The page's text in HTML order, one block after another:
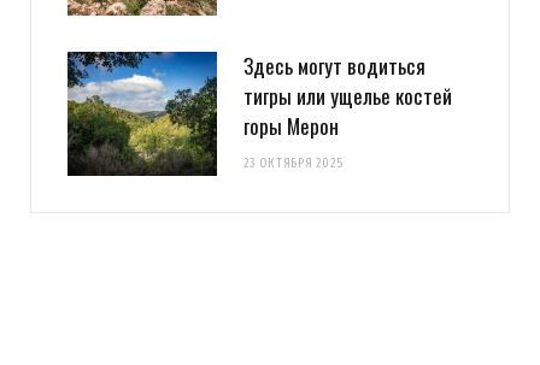
Здесь могут водиться
тигры или ущелье костей
горы Мерон
23 ОКТЯБРЯ 2025